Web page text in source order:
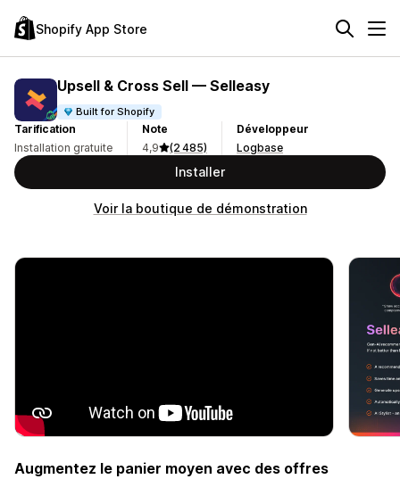
Shopify App Store
Upsell & Cross Sell — Selleasy
Built for Shopify
Tarification
Installation gratuite
Note
4,9
(2 485)
Développeur
Logbase
Installer
Voir la boutique de démonstration
Augmentez le panier moyen avec des offres